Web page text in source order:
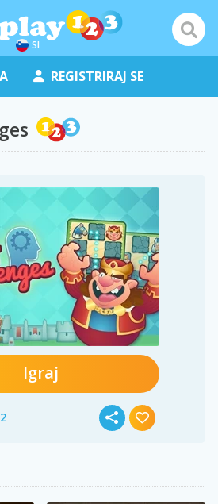
SI
REGISTRIRAJ SE
Igraj
2